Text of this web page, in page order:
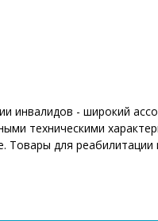
инвалидов - широкий
техническими
Товары для реабилитации